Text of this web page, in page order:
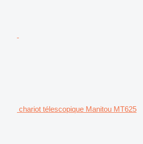
chariot télescopique Manitou MT625